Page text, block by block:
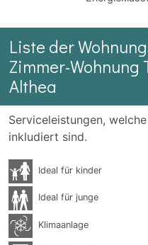
Liste der
Zimmer-Wohnung
Althea
Serviceleistungen,
inkludiert sind.
Ideal für kinder
Ideal für junge
Klimaanlage